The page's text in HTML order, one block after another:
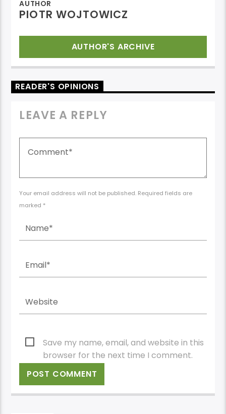
AUTHOR
PIOTR WOJTOWICZ
AUTHOR'S ARCHIVE
READER'S OPINIONS
LEAVE A REPLY
Your email address will not be published. Required fields are
marked *
Save my name, email, and website in this
browser for the next time I comment.